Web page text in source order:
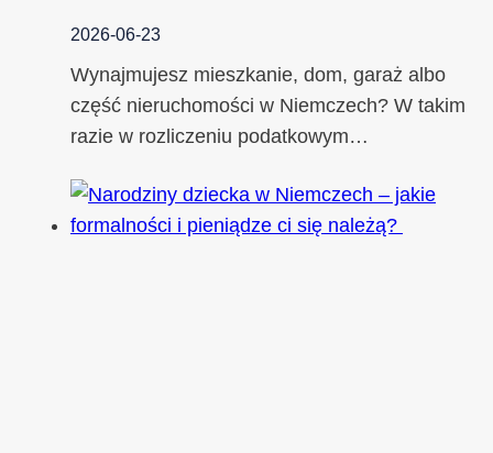
2026-06-23
Wynajmujesz mieszkanie, dom, garaż albo
część nieruchomości w Niemczech? W takim
razie w rozliczeniu podatkowym…